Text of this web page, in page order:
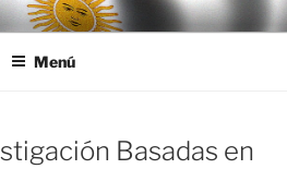
Menú
Basadas en